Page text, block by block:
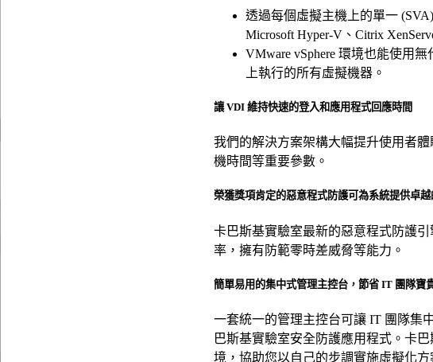
透過每個虛擬主機上的單一
Microsoft Hyper-V、Citrix
VMware vSphere 環境也能使用
上執行的所有虛擬機器。
讓 VDI 維持快速的登入和應用程式回應時間
我們的解決方案架構大幅提升使用者
機時間等重要參數。
榮獲獎項肯定的惡意程式防護可為系統提供卓
卡巴斯基實驗室最新的惡意程式防護
率，擁有防範零時差威脅等能力。
簡單易用的集中式管理主控台，節省 IT 團隊寶
一套統一的管理主控台可讓 IT 團隊集
巴斯基實驗室安全防護應用程式。卡
境，協助您以自己的步調實施虛擬化方